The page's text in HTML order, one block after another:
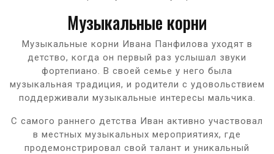
Музыкальные корни
Музыкальные корни Ивана Панфилова уходят в
детство, когда он первый раз услышал звуки
фортепиано. В своей семье у него была
музыкальная традиция, и родители с удовольствием
поддерживали музыкальные интересы мальчика.
С самого раннего детства Иван активно участвовал
в местных музыкальных мероприятиях, где
продемонстрировал свой талант и уникальный